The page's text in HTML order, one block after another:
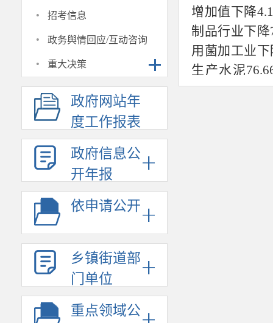
· 招考信息
· 政务舆情回应/互动咨询
· 重大决策
政府网站年
度工作报表
政府信息公
开年报
依申请公开
乡镇街道部
门单位
重点领域公
增加值下降
制品行业下
用菌加工业
生产水泥
25.04亿千瓦